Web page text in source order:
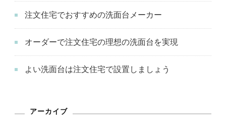
注文住宅でおすすめの洗面台メーカー
オーダーで注文住宅の理想の洗面台を実現
よい洗面台は注文住宅で設置しましょう
アーカイブ